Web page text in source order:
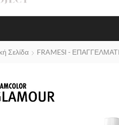
Σελίδα FRAMESI -